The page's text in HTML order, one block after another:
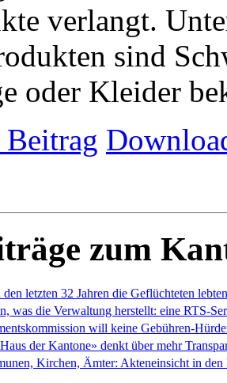
verlangt.
sind
oder Kleider
zum
letzten 32 Jahren die Geflüchteten lebten
was die Verwaltung herstellt: eine RTS-
will keine Gebühren-
der Kantone» denkt über mehr
Kirchen, Ämter: Akteneinsicht in den